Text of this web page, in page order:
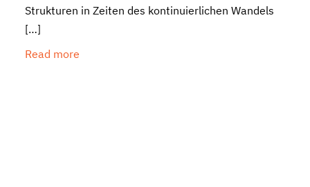
Strukturen in Zeiten des kontinuierlichen Wandels
[…]
Read more